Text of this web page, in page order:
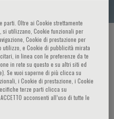
/ ORADOR
parti. Oltre ai Cookie strettamente
si utilizzano, Cookie funzionali per
Cookie di prestazione per
utilizzo, e Cookie di pubblicità mirata
in linea con le preferenze da te
in rete su questo e su altri siti ed
Se vuoi saperne di più clicca su
i Cookie di prestazione, i Cookie
terze parti clicca su
ACCETTO acconsenti all’uso di tutte le